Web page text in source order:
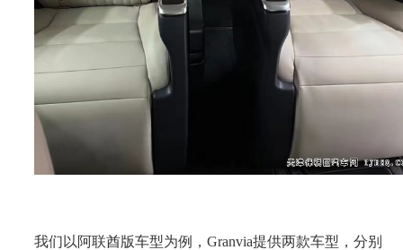
我们以阿联酋版车型为例，Granvia提供两款车型，分别